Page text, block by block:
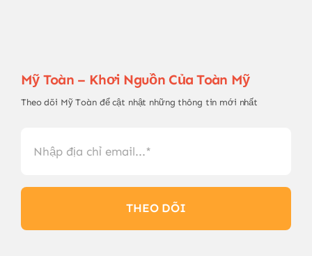
Mỹ Toàn – Khơi Nguồn Của Toàn Mỹ
Theo dõi Mỹ Toàn để cật nhật những thông tin mới nhất
THEO DÕI